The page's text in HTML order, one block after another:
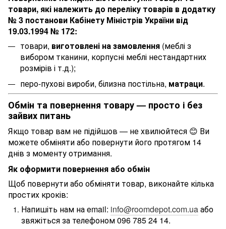
товари, які належить до переліку товарів в додатку
№ 3 постанови Кабінету Міністрів України від
19.03.1994 № 172:
товари, виготовлені на замовлення (меблі з
вибором тканини, корпусні меблі нестандартних
розмірів і т.д.);
перо-пухові вироби, білизна постільна, матраци.
Обмін та повернення товару — просто і без
зайвих питань
Якщо товар вам не підійшов — не хвилюйтеся 😊 Ви
можете обміняти або повернути його протягом 14
днів з моменту отримання.
Як оформити повернення або обмін
Щоб повернути або обміняти товар, виконайте кілька
простих кроків:
Напишіть нам на email: info@roomdepot.com.uaабо
звяжіться за телефоном 096 785 24 14.